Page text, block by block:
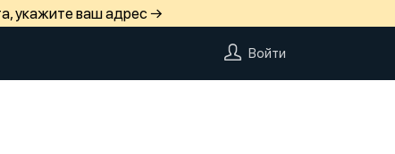
укажите ваш адрес →
Войти